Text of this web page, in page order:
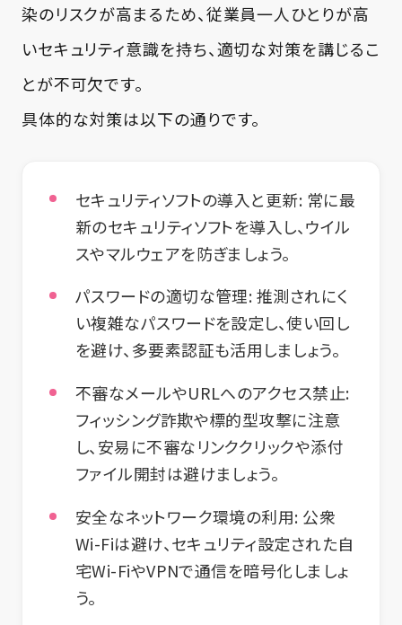
染のリスクが高まるため、従業員一人ひとりが高
いセキュリティ意識を持ち、適切な対策を講じるこ
とが不可欠です。
具体的な対策は以下の通りです。
セキュリティソフトの導入と更新: 常に最
新のセキュリティソフトを導入し、ウイル
スやマルウェアを防ぎましょう。
パスワードの適切な管理:推測されにく
い複雑なパスワードを設定し、使い回し
を避け、多要素認証も活用しましょう。
不審なメールやURLへのアクセス禁止:
フィッシング詐欺や標的型攻撃に注意
し、安易に不審なリンククリックや添付
ファイル開封は避けましょう。
安全なネットワーク環境の利用: 公衆
Wi-Fiは避け、セキュリティ設定された自
宅Wi-FiやVPNで通信を暗号化しましょ
う。